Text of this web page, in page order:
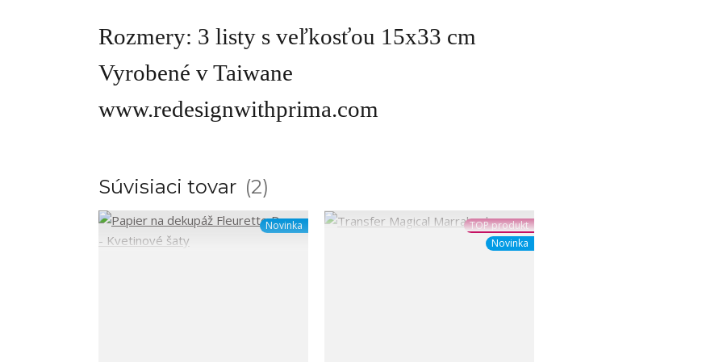
Rozmery: 3 listy s veľkosťou 15x33 cm
Vyrobené v Taiwane
www.redesignwithprima.com
Súvisiaci tovar 2
Novinka
TOP produkt
Novinka